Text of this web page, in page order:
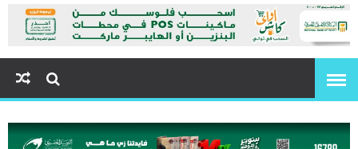
شباب الصعيد